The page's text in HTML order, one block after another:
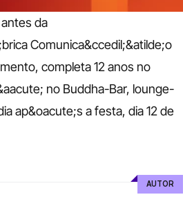
da
Comunica&ccedil;&atilde;o
completa 12 anos no
no Buddha-Bar, lounge-
ap&oacute;s a festa, dia 12 de
AUTOR